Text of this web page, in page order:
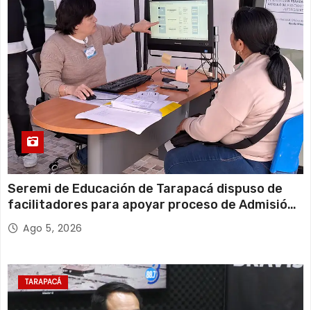
Seremi de Educación de Tarapacá dispuso de
facilitadores para apoyar proceso de Admisión
Escolar 2027
Ago 5, 2026
TARAPACÁ